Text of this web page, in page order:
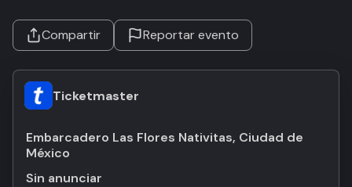
Compartir Reportar evento
Ticketmaster
Embarcadero Las Flores Nativitas, Ciudad de
México
Sin anunciar